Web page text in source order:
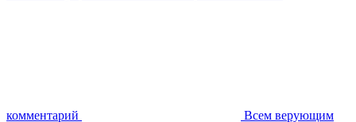
комментарий
Всем верующим